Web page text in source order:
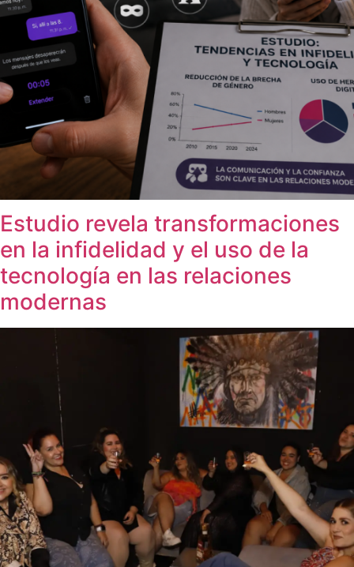
Estudio revela transformaciones
en la infidelidad y el uso de la
tecnología en las relaciones
modernas